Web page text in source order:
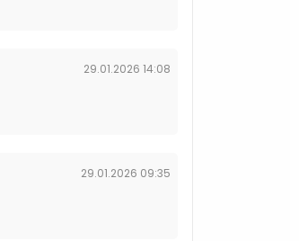
29.01.2026 14:08
29.01.2026 09:35